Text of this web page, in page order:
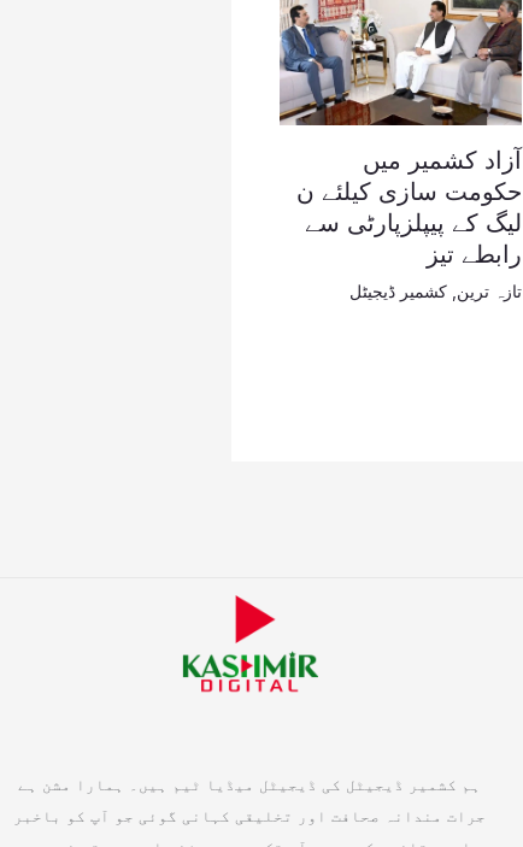
آزاد کشمیر میں
حکومت سازی کیلئے ن
لیگ کے پیپلزپارٹی سے
رابطے تیز
تازہ ترین کشمیر ڈیجیٹل
ہم کشمیر ڈیجیٹل کی ڈیجیٹل میڈیا ٹیم ہیں۔ ہمارا مشن ہے
جرات مندانہ صحافت اور تخلیقی کہانی گوئی جو آپ کو باخبر